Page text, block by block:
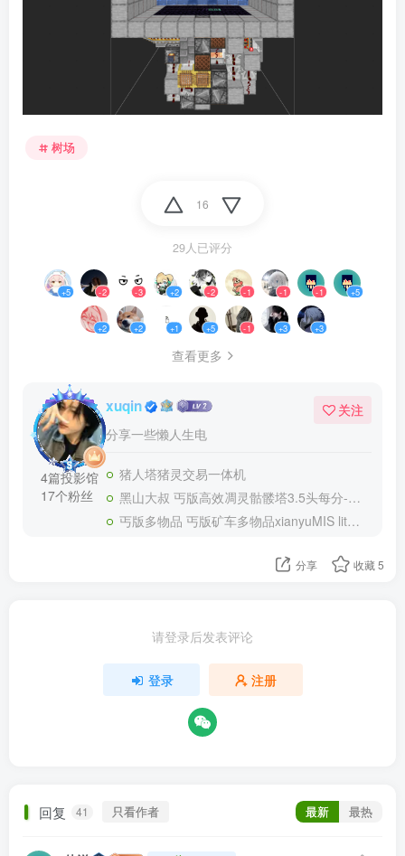
树场
16
29人已评分
+5 -2 -3 +2 -2 -1 -1 -1 +5
+2 +2 +1 +5 -1 +3 +3
查看更多
4篇投影馆
17个粉丝
xuqin
分享一些懒人生电
关注
猪人塔猪灵交易一体机
黑山大叔 丐版高效凋灵骷髅塔3.5头每分-无凋灵玫瑰版
丐版多物品 丐版矿车多物品xianyuMIS lite V2
分享 收藏5
请登录后发表评论
登录 注册
回复 41 只看作者 最新 最热